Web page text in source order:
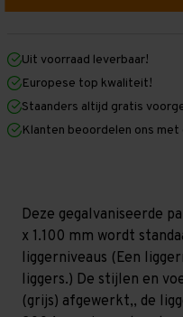
mm
mm
x
1.100
mm
Galva
Zwaar
-
T100
mm
mm
1.100
mm
(HxLXD)
Galva
Zwaar
-
T100
Uit voorraad leverbaar!
Europese top kwaliteit!
Staanders altijd gratis
Klanten beoordelen ons met
Deze gegalvaniseerde
x 1.100 mm wordt
liggerniveaus (Een
liggers.) De stijlen en
(grijs) afgewerkt,, de